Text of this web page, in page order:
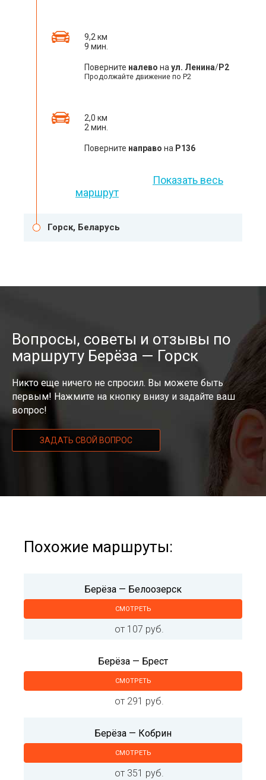
9,2 км
9 мин.
Поверните налево на ул. Ленина/Р2
Продолжайте движение по Р2
2,0 км
2 мин.
Поверните направо на Р136
Показать весь
маршрут
Горск, Беларусь
Вопросы, советы и отзывы по
маршруту Берёза — Горск
Никто еще ничего не спросил. Вы можете быть
первым! Нажмите на кнопку внизу и задайте ваш
вопрос!
ЗАДАТЬ СВОЙ ВОПРОС
Похожие маршруты:
Берёза — Белоозерск
СМОТРЕТЬ
от 107 руб.
Берёза — Брест
СМОТРЕТЬ
от 291 руб.
Берёза — Кобрин
СМОТРЕТЬ
от 351 руб.